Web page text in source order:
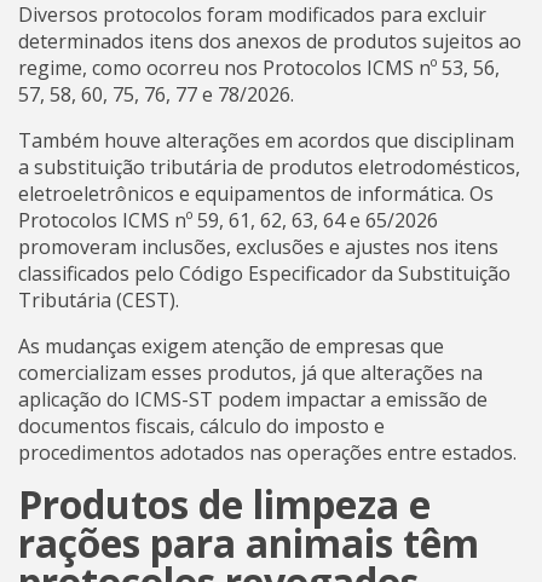
Diversos protocolos foram modificados para excluir
determinados itens dos anexos de produtos sujeitos ao
regime, como ocorreu nos Protocolos ICMS nº 53, 56,
57, 58, 60, 75, 76, 77 e 78/2026.
Também houve alterações em acordos que disciplinam
a substituição tributária de produtos eletrodomésticos,
eletroeletrônicos e equipamentos de informática. Os
Protocolos ICMS nº 59, 61, 62, 63, 64 e 65/2026
promoveram inclusões, exclusões e ajustes nos itens
classificados pelo Código Especificador da Substituição
Tributária (CEST).
As mudanças exigem atenção de empresas que
comercializam esses produtos, já que alterações na
aplicação do ICMS-ST podem impactar a emissão de
documentos fiscais, cálculo do imposto e
procedimentos adotados nas operações entre estados.
Produtos de limpeza e
rações para animais têm